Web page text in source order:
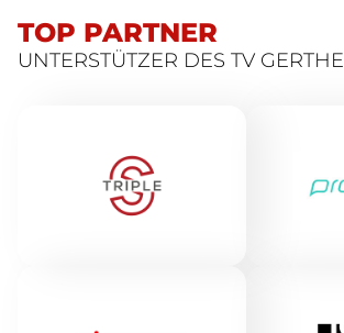
TOP PARTNER
UNTERSTÜTZER DES TV GERTHE